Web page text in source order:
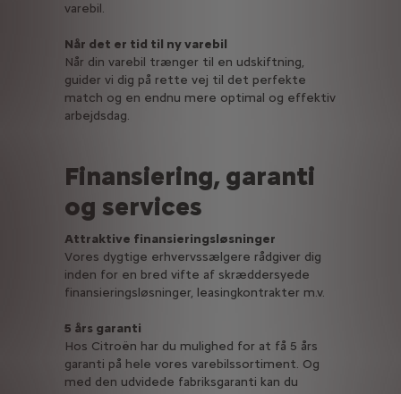
varebil.
Når det er tid til ny varebil
Når din varebil trænger til en udskiftning,
guider vi dig på rette vej til det perfekte
match og en endnu mere optimal og effektiv
arbejdsdag.
Finansiering, garanti
og services
Attraktive finansieringsløsninger
Vores dygtige erhvervssælgere rådgiver dig
inden for en bred vifte af skræddersyede
finansieringsløsninger, leasingkontrakter m.v.
5 års garanti
Hos Citroën har du mulighed for at få 5 års
garanti på hele vores varebilssortiment. Og
med den udvidede fabriksgaranti kan du